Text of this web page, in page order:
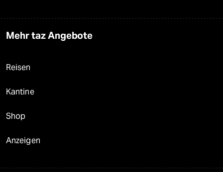
Mehr taz Angebote
Reisen
Kantine
Shop
Anzeigen